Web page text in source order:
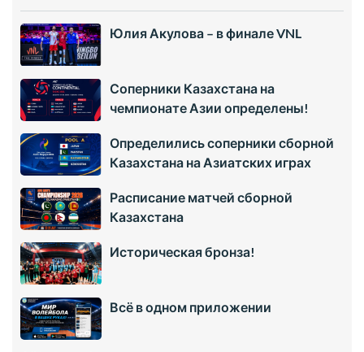
Юлия Акулова – в финале VNL
Соперники Казахстана на
чемпионате Азии определены!
Определились соперники сборной
Казахстана на Азиатских играх
Расписание матчей сборной
Казахстана
Историческая бронза!
Всё в одном приложении